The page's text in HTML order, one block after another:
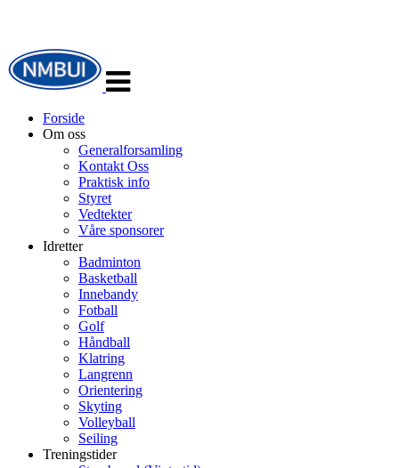
navigasjon
Forside
Om oss
Generalforsamling
Kontakt Oss
Praktisk info
Styret
Vedtekter
Våre sponsorer
Idretter
Badminton
Basketball
Innebandy
Fotball
Golf
Håndball
Klatring
Langrenn
Orientering
Skyting
Volleyball
Seiling
Treningstider